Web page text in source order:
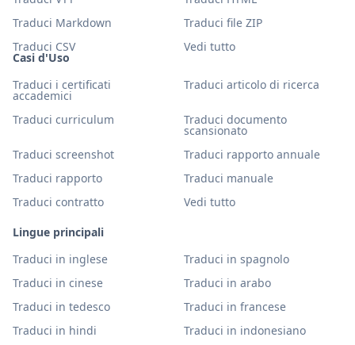
Casi d'Uso
Traduci i certificati
accademici
Traduci articolo di ricerca
Traduci curriculum Traduci documento
scansionato
Traduci screenshot
Traduci rapporto annuale
Traduci rapporto
Traduci manuale
Traduci contratto
Vedi tutto
Lingue principali
Traduci in inglese
Traduci in spagnolo
Traduci in cinese
Traduci in arabo
Traduci in tedesco
Traduci in francese
Traduci in hindi
Traduci in indonesiano
Traduci Markdown
Traduci file ZIP
Traduci CSV
Vedi tutto